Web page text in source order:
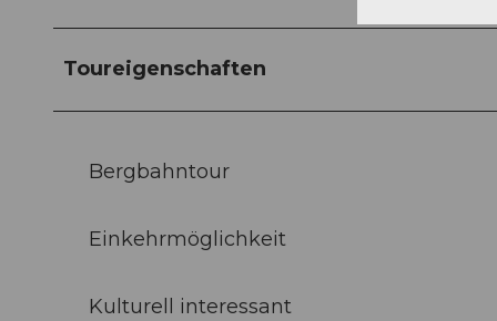
Toureigenschaften
Bergbahntour
Einkehrmöglichkeit
Kulturell interessant